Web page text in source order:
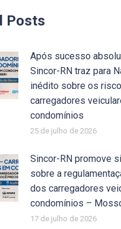
Posts
Após sucesso
Sincor-RN traz para
inédito sobre os
carregadores
condomínios
25 de julho de 2026
Sincor-RN promove
sobre a
dos carregadores
condomínios –
17 de julho de 2026